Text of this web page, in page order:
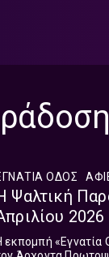
ΟΔΟΣ
Ψαλτική
2026
εκπομπή «Εγνατία